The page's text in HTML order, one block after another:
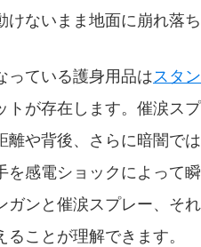
けないまま地面に崩れ落
っている護身用品はスタ
トが存在します。催涙ス
離や背後、さらに暗闇で
を感電ショックによって
ガンと催涙スプレー、そ
ることが理解できます。